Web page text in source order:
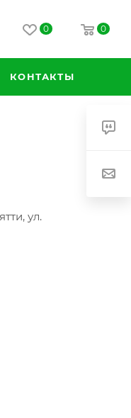
0 0
КОНТАКТЫ
ул.